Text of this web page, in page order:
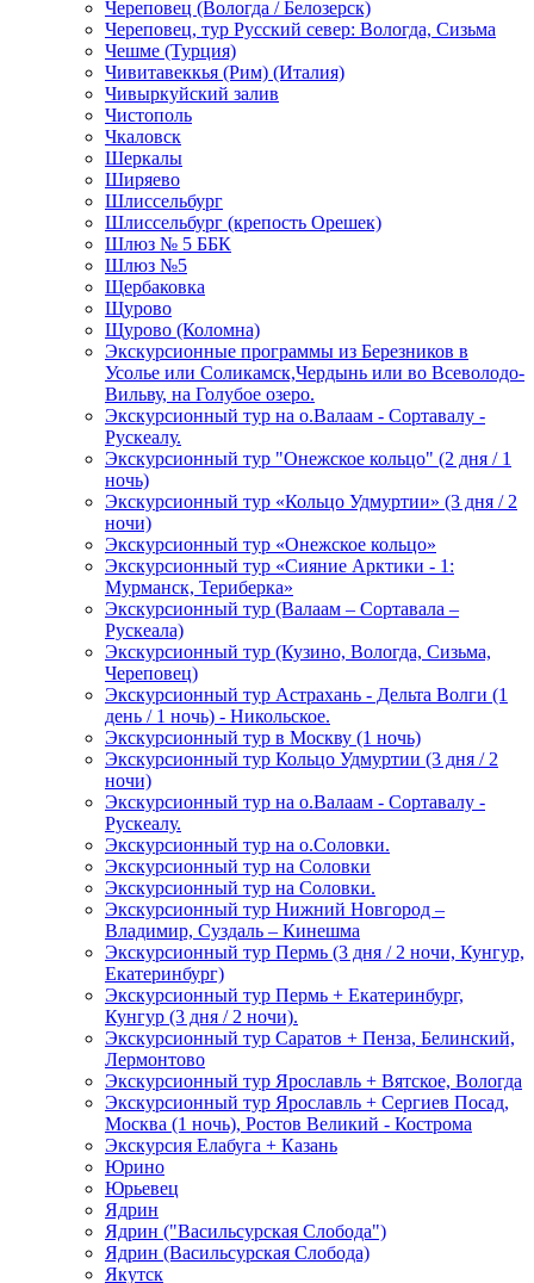
Череповец (Вологда / Белозерск)
Череповец, тур Русский север: Вологда, Сизьма
Чешме (Турция)
Чивитавеккья (Рим) (Италия)
Чивыркуйский залив
Чистополь
Чкаловск
Шеркалы
Ширяево
Шлиссельбург
Шлиссельбург (крепость Орешек)
Шлюз № 5 ББК
Шлюз №5
Щербаковка
Щурово
Щурово (Коломна)
Экскурсионные программы из Березников в
Усолье или Соликамск,Чердынь или во Всеволодо-
Вильву, на Голубое озеро.
Экскурсионный тур на о.Валаам - Сортавалу -
Рускеалу.
Экскурсионный тур "Онежское кольцо" (2 дня / 1
ночь)
Экскурсионный тур «Кольцо Удмуртии» (3 дня / 2
ночи)
Экскурсионный тур «Онежское кольцо»
Экскурсионный тур «Сияние Арктики - 1:
Мурманск, Териберка»
Экскурсионный тур (Валаам – Сортавала –
Рускеала)
Экскурсионный тур (Кузино, Вологда, Сизьма,
Череповец)
Экскурсионный тур Астрахань - Дельта Волги (1
день / 1 ночь) - Никольское.
Экскурсионный тур в Москву (1 ночь)
Экскурсионный тур Кольцо Удмуртии (3 дня / 2
ночи)
Экскурсионный тур на о.Валаам - Сортавалу -
Рускеалу.
Экскурсионный тур на о.Соловки.
Экскурсионный тур на Соловки
Экскурсионный тур на Соловки.
Экскурсионный тур Нижний Новгород –
Владимир, Суздаль – Кинешма
Экскурсионный тур Пермь (3 дня / 2 ночи, Кунгур,
Екатеринбург)
Экскурсионный тур Пермь + Екатеринбург,
Кунгур (3 дня / 2 ночи).
Экскурсионный тур Саратов + Пенза, Белинский,
Лермонтово
Экскурсионный тур Ярославль + Вятское, Вологда
Экскурсионный тур Ярославль + Сергиев Посад,
Москва (1 ночь), Ростов Великий - Кострома
Экскурсия Елабуга + Казань
Юрино
Юрьевец
Ядрин
Ядрин ("Васильсурская Слобода")
Ядрин (Васильсурская Слобода)
Якутск